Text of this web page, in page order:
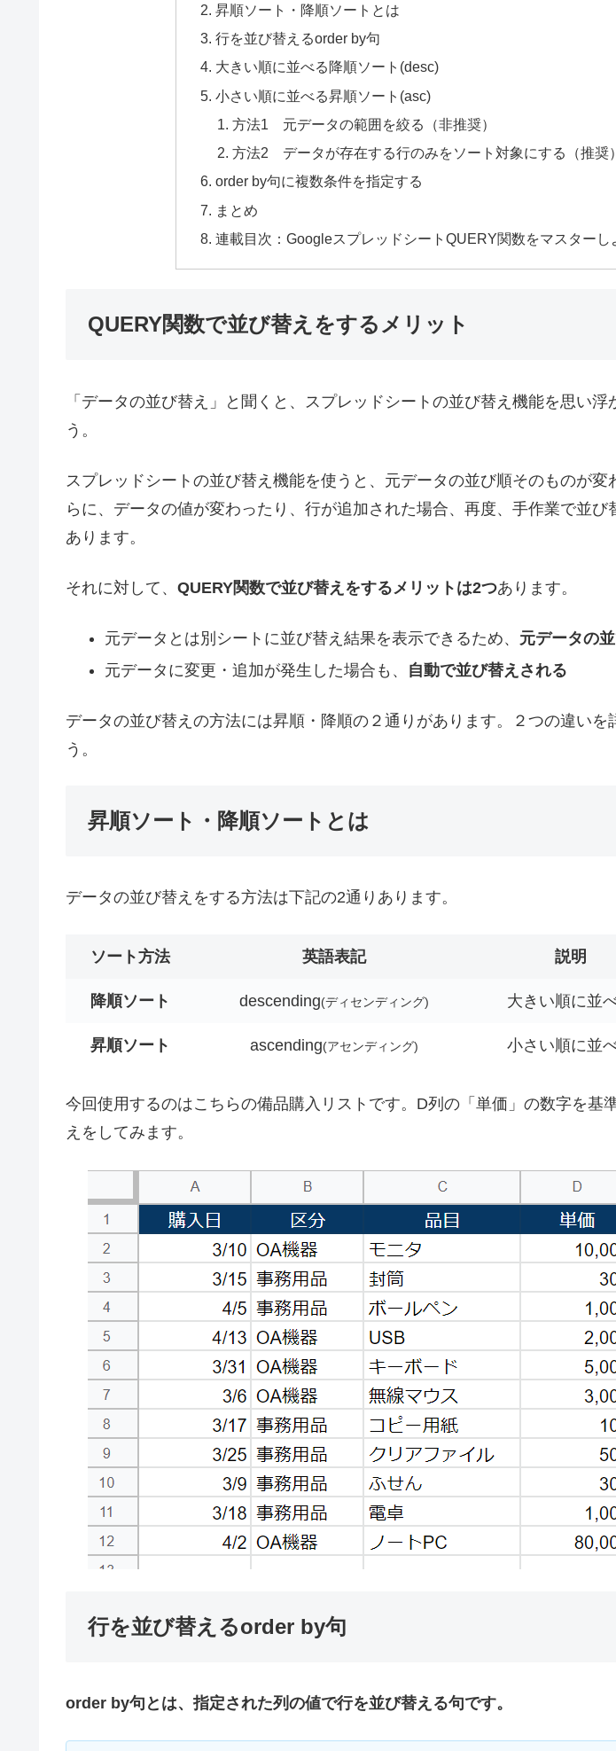
昇順ソート・降順ソートとは
行を並び替えるorder by句
大きい順に並べる降順ソート(desc)
小さい順に並べる昇順ソート(asc)
方法1 元データの範囲を絞る（非推奨）
方法2 データが存在する行のみをソート対象にする（推奨）
order by句に複数条件を指定する
まとめ
連載目次：GoogleスプレッドシートQUERY関数をマスターし
QUERY関数で並び替えをするメリット
「データの並び替え」と聞くと、スプレッドシートの並び替え機能を思い浮
う。
スプレッドシートの並び替え機能を使うと、元データの並び順そのものが変
らに、データの値が変わったり、行が追加された場合、再度、手作業で並び
あります。
それに対して、 QUERY関数で並び替えをするメリットは2つあります。
元データとは別シートに並び替え結果を表示できるため、 元データの
元データに変更・追加が発生した場合も、
自動で並び替えされる
データの並び替えの方法には昇順・降順の２通りがあります。２つの違いを
う。
昇順ソート・降順ソートとは
データの並び替えをする方法は下記の2通りあります。
ソート方法 英語表記 説明
降順ソート descending(ディセンディング) 大きい順に並
昇順ソート ascending(アセンディング) 小さい順に並
今回使用するのはこちらの備品購入リストです。D列の「単価」の数字を基
えをしてみます。
行を並び替えるorder by句
order by句とは、指定された列の値で行を並び替える句です。